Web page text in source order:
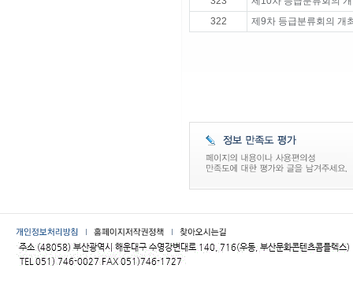
322
제9차 등급분류회의 개